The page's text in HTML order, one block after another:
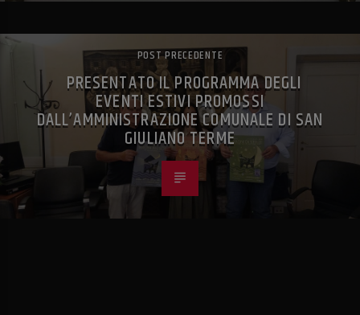
POST PRECEDENTE
PRESENTATO IL PROGRAMMA DEGLI
EVENTI ESTIVI PROMOSSI
DALL’AMMINISTRAZIONE COMUNALE DI SAN
GIULIANO TERME